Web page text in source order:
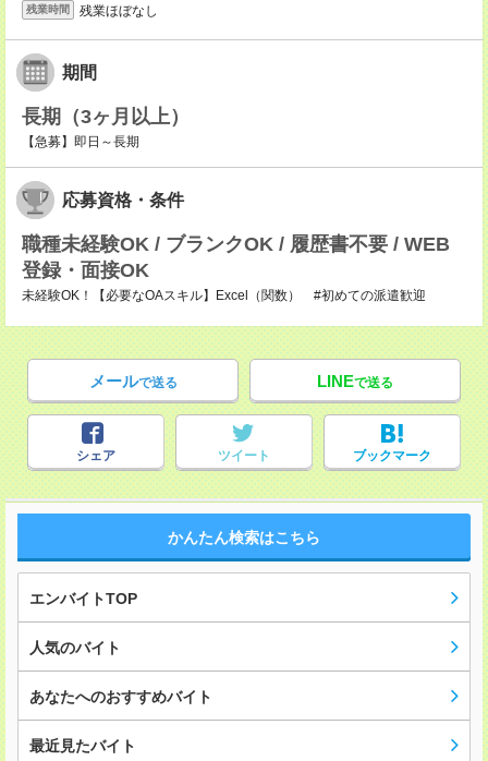
残業時間 残業ほぼなし
期間
長期（3ヶ月以上）
【急募】即日～長期
応募資格・条件
職種未経験OK / ブランクOK / 履歴書不要 / WEB
登録・面接OK
未経験OK！【必要なOAスキル】Excel（関数） #初めての派遣歓迎
メールで送る LINEで送る
シェア ツイート ブックマーク
かんたん検索はこちら
エンバイトTOP
人気のバイト
あなたへのおすすめバイト
最近見たバイト